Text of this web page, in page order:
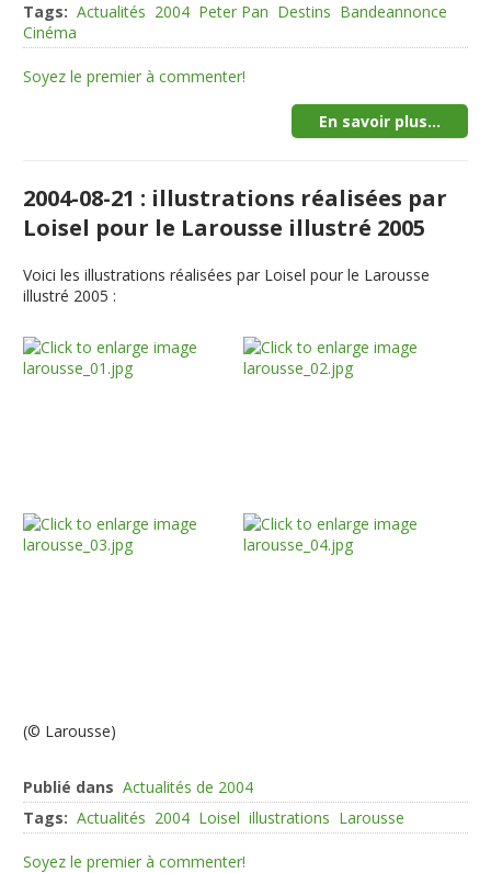
Tags: Actualités 2004 Peter Pan Destins Bandeannonce
Cinéma
Soyez le premier à commenter!
En savoir plus...
2004-08-21 : illustrations réalisées par
Loisel pour le Larousse illustré 2005
Voici les illustrations réalisées par Loisel pour le Larousse
illustré 2005 :
(© Larousse)
Publié dans Actualités de 2004
Tags: Actualités 2004 Loisel illustrations Larousse
Soyez le premier à commenter!